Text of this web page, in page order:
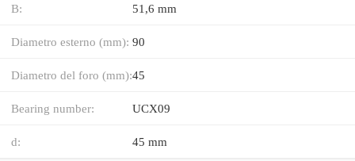
B: 51,6 mm
Diametro esterno (mm): 90
Diametro del foro (mm):45
Bearing number: UCX09
d: 45 mm